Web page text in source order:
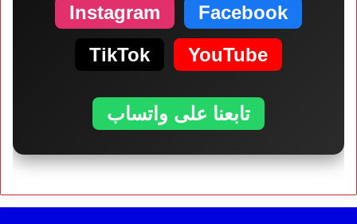
Facebook
Instagram
YouTube
TikTok
تابعنا على واتساب